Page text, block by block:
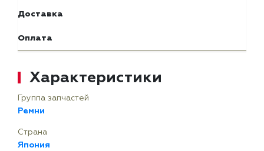
Доставка
Оплата
Характеристики
Группа запчастей
Ремни
Страна
Япония